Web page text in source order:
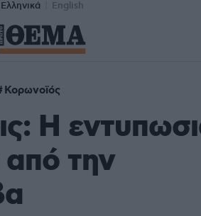
Ελληνικά English
Κορωνοϊός
Η
από την